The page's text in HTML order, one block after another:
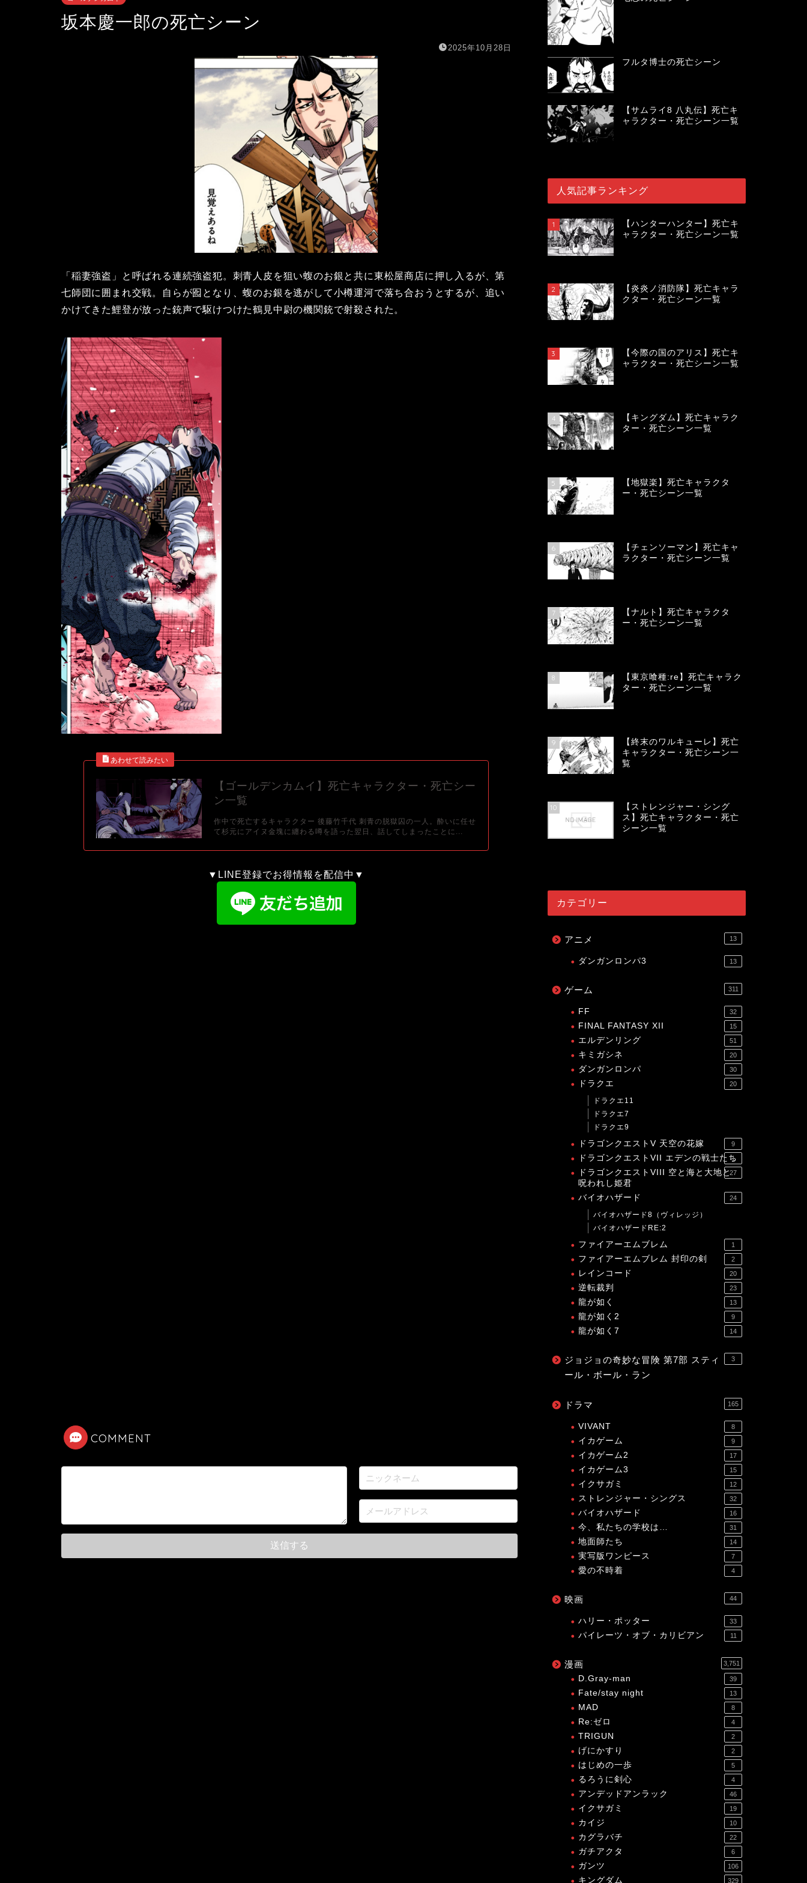
坂本慶一郎の死亡シーン
2025年10月28日
「稲妻強盗」と呼ばれる連続強盗犯。刺青人皮を狙い蝮のお銀と共に東松屋商店に押し入るが、第
七師団に囲まれ交戦。自らが囮となり、蝮のお銀を逃がして小樽運河で落ち合おうとするが、追い
かけてきた鯉登が放った銃声で駆けつけた鶴見中尉の機関銃で射殺された。
【ゴールデンカムイ】死亡キャラクター・死亡シー
ン一覧
作中で死亡するキャラクター 後藤竹千代 刺青の脱獄囚の一人。酔いに任せ
て杉元にアイヌ金塊に纏わる噂を語った翌日、話してしまったことに...
▼LINE登録でお得情報を配信中▼
COMMENT
フルタ博士の死亡シーン
【サムライ8 八丸伝】死亡キ
ャラクター・死亡シーン一覧
人気記事ランキング
1
【ハンターハンター】死亡キ
ャラクター・死亡シーン一覧
2
【炎炎ノ消防隊】死亡キャラ
クター・死亡シーン一覧
3
【今際の国のアリス】死亡キ
ャラクター・死亡シーン一覧
4
【キングダム】死亡キャラク
ター・死亡シーン一覧
5
【地獄楽】死亡キャラクタ
ー・死亡シーン一覧
6
【チェンソーマン】死亡キャ
ラクター・死亡シーン一覧
7
【ナルト】死亡キャラクタ
ー・死亡シーン一覧
8
【東京喰種:re】死亡キャラク
ター・死亡シーン一覧
9
【終末のワルキューレ】死亡
キャラクター・死亡シーン一
覧
10
【ストレンジャー・シング
ス】死亡キャラクター・死亡
シーン一覧
カテゴリー
アニメ 13
ダンガンロンパ3 13
ゲーム 311
FF 32
FINAL FANTASY XII 15
エルデンリング 51
キミガシネ 20
ダンガンロンパ 30
ドラクエ 20
ドラクエ11
ドラクエ7
ドラクエ9
ドラゴンクエストV 天空の花嫁 9
ドラゴンクエストVII エデンの戦士たち
1
ドラゴンクエストVIII 空と海と大地と
呪われし姫君
27
バイオハザード 24
バイオハザード8（ヴィレッジ）
バイオハザードRE:2
ファイアーエムブレム 1
ファイアーエムブレム 封印の剣 2
レインコード 20
逆転裁判 23
龍が如く 13
龍が如く2 9
龍が如く7 14
ジョジョの奇妙な冒険 第7部 スティ
ール・ボール・ラン
3
ドラマ 165
VIVANT 8
イカゲーム 9
イカゲーム2 17
イカゲーム3 15
イクサガミ 12
ストレンジャー・シングス 32
バイオハザード 16
今、私たちの学校は… 31
地面師たち 14
実写版ワンピース 7
愛の不時着 4
映画 44
ハリー・ポッター 33
パイレーツ・オブ・カリビアン 11
漫画 3,751
D.Gray-man 39
Fate/stay night 13
MAD 8
Re:ゼロ 4
TRIGUN 2
げにかすり 2
はじめの一歩 5
るろうに剣心 4
アンデッドアンラック 46
イクサガミ 19
カイジ 10
カグラバチ 22
ガチアクタ 6
ガンツ 106
キングダム 329